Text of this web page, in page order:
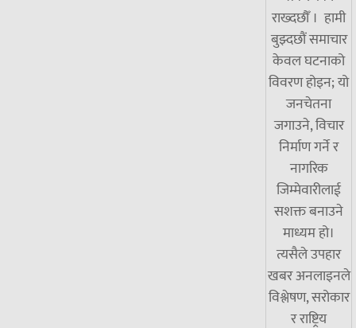
राख्दछौँ । हामी
बुझ्दछौं समाचार
केवल घटनाको
विवरण होइन; यो
जनचेतना
जगाउने, विचार
निर्माण गर्ने र
नागरिक
जिम्मेवारीलाई
सशक्त बनाउने
माध्यम हो।
त्यसैले उपहार
खबर अनलाइनले
विश्लेषण, सरोकार
र राष्ट्रिय